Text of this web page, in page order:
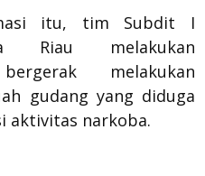
itu, tim Subdit I
Riau melakukan
melakukan
gudang yang diduga
aktivitas narkoba.